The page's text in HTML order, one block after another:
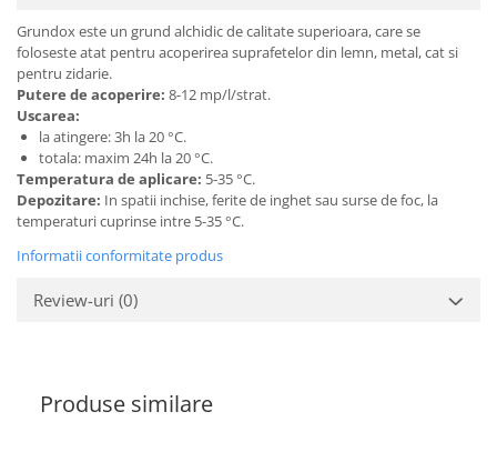
Grundox este un grund alchidic de calitate superioara, care se
foloseste atat pentru acoperirea suprafetelor din lemn, metal, cat si
pentru zidarie.
Putere de acoperire: 8-12 mp/l/strat.
Uscarea:
la atingere: 3h la 20 °C.
totala: maxim 24h la 20 °C.
Temperatura de aplicare: 5-35 °C.
Depozitare: In spatii inchise, ferite de inghet sau surse de foc, la
temperaturi cuprinse intre 5-35 °C.
Informatii conformitate produs
Review-uri (0)
Produse similare